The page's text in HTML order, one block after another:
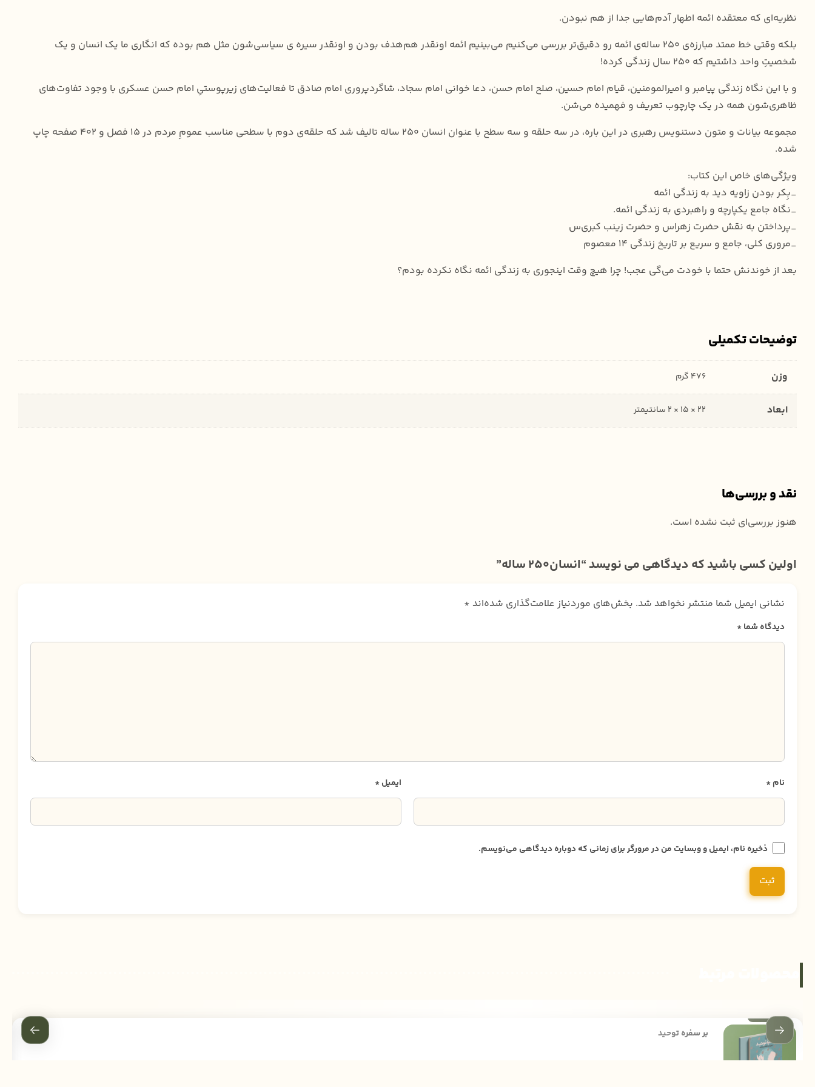
نظریه‌ای که معتقده ائمه اطهار آدم‌هایی جدا از هم نبودن.
بلکه وقتی خط ممتد مبارزه‌ی ۲۵۰ ساله‌ی ائمه رو دقیق‌تر بررسی می‌کنیم می‌بینیم ائمه اونقدر هم‌هدف بودن و اونقدر سیره ی سیاسی‌شون مثل هم بوده که انگاری ما یک انسان و یک
شخصیتِ واحد داشتیم که ۲۵۰ سال زندگی کرده!
و با این نگاه زندگی پیامبر و امیرالمومنین، قیام امام حسین، صلح امام حسن، دعا خوانی امام سجاد، شاگردپروری امام صادق تا فعالیت‌های زیرپوستیِ امام حسن عسکری با وجود تفاوت‌های
ظاهری‌شون همه در یک چارچوب تعریف و فهمیده می‌شن.
مجموعه بیانات و متون دستنویس رهبری در این باره، در سه حلقه و سه سطح با عنوان انسان ۲۵۰ ساله تالیف شد که حلقه‌ی دوم با سطحی مناسب عمومِ مردم در ۱۵ فصل و ۴۰۲ صفحه چاپ
شده.
ویژگی‌های خاص این کتاب:
_بِکر بودن زاویه دید به زندگی ائمه
_نگاه جامع یکپارچه و راهبردی به زندگی ائمه.
_پرداختن به نقش حضرت زهرا‌س و حضرت زینب کبری‌س
_مروری کلی، جامع و سریع بر تاریخ زندگی ۱۴ معصوم
بعد از خوندنش حتما با خودت می‌گی عجب! چرا هیچ وقت اینجوری به زندگی ائمه نگاه نکرده بودم؟
توضیحات تکمیلی
وزن 476 گرم
ابعاد 22 × 15 × 2 سانتیمتر
نقد و بررسی‌ها
هنوز بررسی‌ای ثبت نشده است.
اولین کسی باشید که دیدگاهی می نویسد “انسان250 ساله”
نشانی ایمیل شما منتشر نخواهد شد. بخش‌های موردنیاز علامت‌گذاری شده‌اند *
دیدگاه شما*
نام* ایمیل*
ذخیره نام، ایمیل و وبسایت من در مرورگر برای زمانی که دوباره دیدگاهی می‌نویسم.
بر سفره توحید